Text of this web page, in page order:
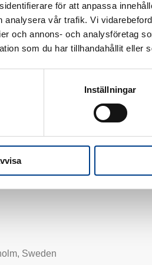
för att anpassa
analysera vår trafik. Vi
och annons- och analysföretag
som du har tillhandahållit eller
Inställningar
Sweden